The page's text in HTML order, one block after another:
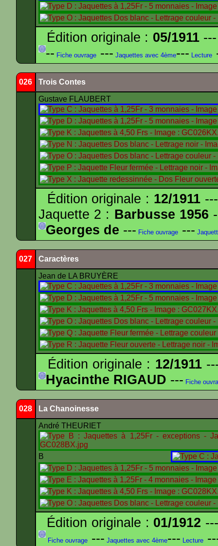
Édition originale : 05/1911---
-- Fiche ouvrage --- Jaquettes avec 4ème--- Lecture
026 Trois Contes
Gustave FLAUBERT
Édition originale : 12/1911
Jaquette 2 : Barbusse 1956
Georges de --- Fiche ouvrage ---
027 Caractères
Jean de LA BRUYÈRE
Édition originale : 12/1911
Hyacinthe RIGAUD --- Fiche
028 La Chanoinesse
André THEURIET
B
Édition originale : 01/1912
Fiche ouvrage --- Jaquettes avec 4ème--- Lecture